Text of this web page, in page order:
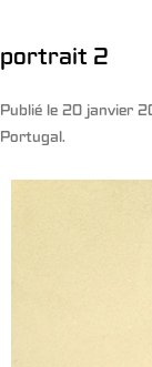
portrait 2
Publié le 20 janvier
Portugal.